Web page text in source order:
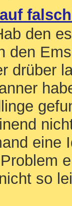
den
den
drüber
eine
so